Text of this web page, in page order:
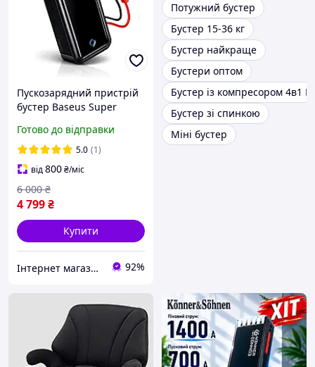
Пускозарядний пристрій
бустер Baseus Super
Supercapacitor Car Jump
Starter 12V 3000A для авто
Готово до відправки
5.0 (1)
від800₴/міс
4 799₴
6 000 ₴
Купити
Інтернет магазин "My Car Store" 92%
Потужний бустер
Бустер 15-36 кг
Бустер найкраще
Бустери оптом
Бустер із компресором 4в1
Бустер зі спинкою
Міні бустер